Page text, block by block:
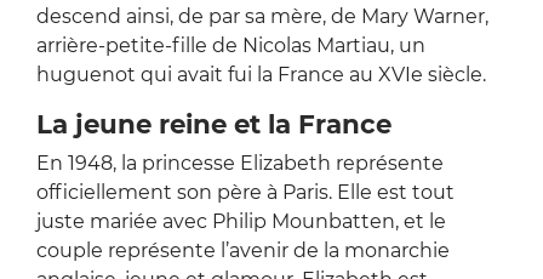
descend ainsi, de par sa mère, de Mary Warner,
arrière-petite-fille de Nicolas Martiau, un
huguenot qui avait fui la France au XVIe siècle.
La jeune reine et la France
En 1948, la princesse Elizabeth représente
officiellement son père à Paris. Elle est tout
juste mariée avec Philip Mounbatten, et le
couple représente l’avenir de la monarchie